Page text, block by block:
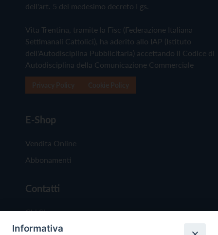
dell'art. 5 del medesimo decreto Lgs.
Vita Trentina, tramite la Fisc (Federazione Italiana
Settimanali Cattolici), ha aderito allo IAP (Istituto
dell'Autodisciplina Pubblicitaria) accettando il Codice di
Autodisciplina della Comunicazione Commerciale
E-Shop
Vendita Online
Abbonamenti
Contatti
Chi Siamo
Redazione
Informativa